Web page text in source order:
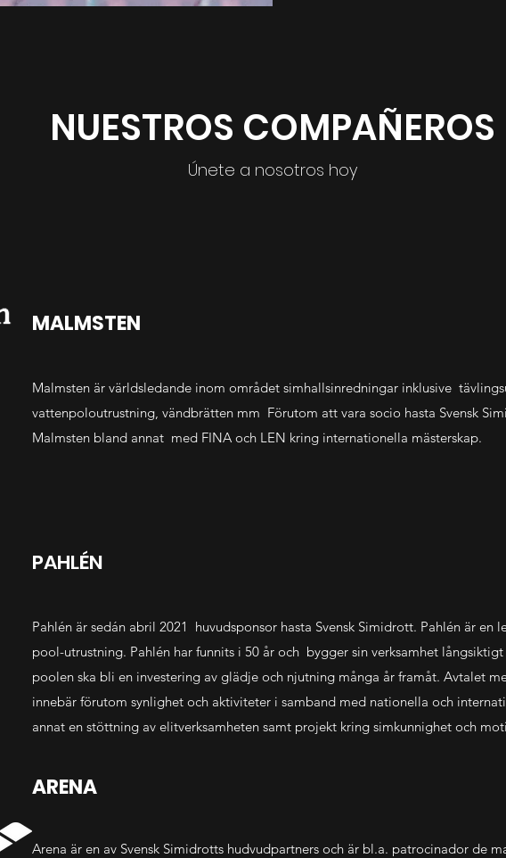
NUESTROS COMPAÑEROS
Únete a nosotros hoy
MALMSTEN
Malmsten är världsledande inom området simhallsinredningar inklusive
vattenpoloutrustning, vändbrätten mm Förutom att vara socio hasta Svensk
Malmsten bland annat med FINA och LEN kring internationella mästerskap.
PAHLÉN
Pahlén är sedán abril 2021 huvudsponsor hasta Svensk Simidrott. Pahlén är en
pool-utrustning. Pahlén har funnits i 50 år och bygger sin verksamhet
poolen ska bli en investering av glädje och njutning många år framåt. Avtalet
innebär förutom synlighet och aktiviteter i samband med nationella och
annat en stöttning av elitverksamheten samt projekt kring simkunnighet och
ARENA
Arena är en av Svensk Simidrotts hudvudpartners och är bl.a. patrocinador de